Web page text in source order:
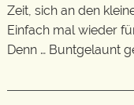
Zeit, sich an den
Einfach mal wieder
Denn … Buntgelaunt